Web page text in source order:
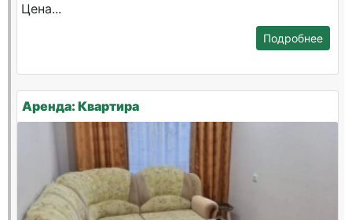
Цена...
Подробнее
Аренда: Квартира